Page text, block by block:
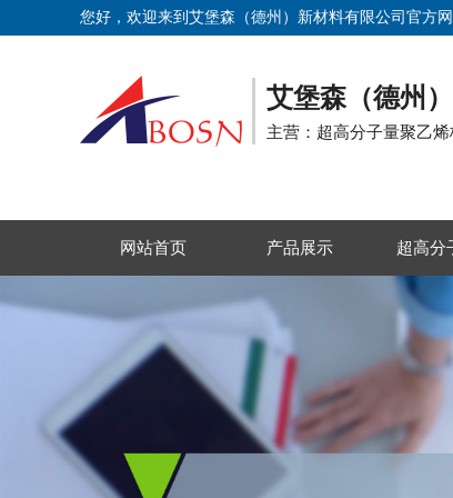
您好，欢迎来到艾堡森（德州）新材料有限公司官方网
艾堡森（德州
主营：超高分子量聚乙
网站首页 产品展示 超高分